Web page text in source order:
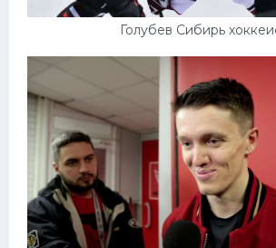
Голубев Сибирь